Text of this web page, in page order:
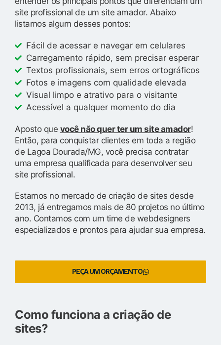
site profissional de um site amador. Abaixo
listamos algum desses pontos:
Fácil de acessar e navegar em celulares
Carregamento rápido, sem precisar esperar
Textos profissionais, sem erros ortográficos
Fotos e imagens com qualidade elevada
Visual limpo e atrativo para o visitante
Acessível a qualquer momento do dia
Aposto que você não quer ter um site amador!
Então, para conquistar clientes em toda a região
de Lagoa Dourada/MG, você precisa contratar
uma empresa qualificada para desenvolver seu
site profissional.
Estamos no mercado de criação de sites desde
2013, já entregamos mais de 80 projetos no último
ano. Contamos com um time de webdesigners
especializados e prontos para ajudar sua empresa.
PEÇA UM ORÇAMENTO
Como funciona a criação de
sites?